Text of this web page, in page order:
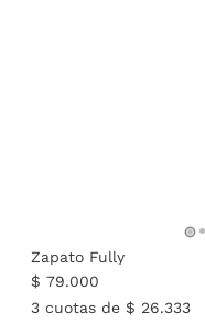
Zapato Fully
$ 79.000
3cuotas de $ 26.333